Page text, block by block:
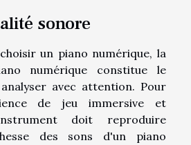
sonore
un piano numérique, la
numérique constitue le
avec attention. Pour
de jeu immersive et
doit reproduire
des sons d'un piano